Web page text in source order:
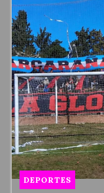
DEPORTES